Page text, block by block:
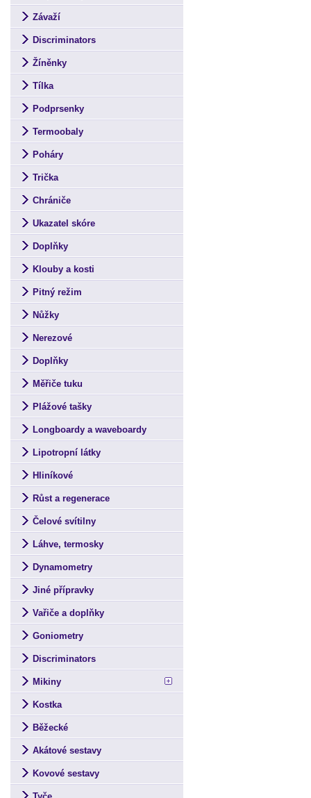
Závaží
Discriminators
Žíněnky
Tílka
Podprsenky
Termoobaly
Poháry
Trička
Chrániče
Ukazatel skóre
Doplňky
Klouby a kosti
Pitný režim
Nůžky
Nerezové
Doplňky
Měřiče tuku
Plážové tašky
Longboardy a waveboardy
Lipotropní látky
Hliníkové
Růst a regenerace
Čelové svítilny
Láhve, termosky
Dynamometry
Jiné přípravky
Vařiče a doplňky
Goniometry
Discriminators
Mikiny
Kostka
Běžecké
Akátové sestavy
Kovové sestavy